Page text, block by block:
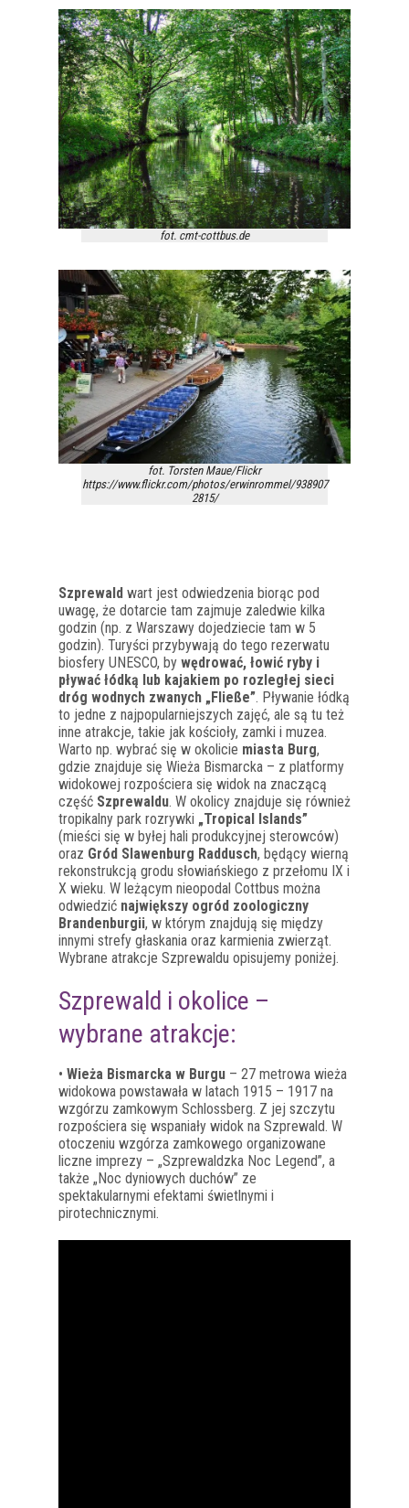
fot. cmt-cottbus.de
fot. Torsten Maue/Flickr
https://www.flickr.com/photos/erwinrommel/938907
2815/
Szprewald wart jest odwiedzenia biorąc pod
uwagę, że dotarcie tam zajmuje zaledwie kilka
godzin (np. z Warszawy dojedziecie tam w 5
godzin). Turyści przybywają do tego rezerwatu
biosfery UNESCO, by wędrować, łowić ryby i
pływać łódką lub kajakiem po rozległej sieci
dróg wodnych zwanych „Fließe”. Pływanie łódką
to jedne z najpopularniejszych zajęć, ale są tu też
inne atrakcje, takie jak kościoły, zamki i muzea.
Warto np. wybrać się w okolicie miasta Burg,
gdzie znajduje się Wieża Bismarcka – z platformy
widokowej rozpościera się widok na znaczącą
część Szprewaldu. W okolicy znajduje się również
tropikalny park rozrywki „Tropical Islands”
(mieści się w byłej hali produkcyjnej sterowców)
oraz Gród Slawenburg Raddusch, będący wierną
rekonstrukcją grodu słowiańskiego z przełomu IX i
X wieku. W leżącym nieopodal Cottbus można
odwiedzić największy ogród zoologiczny
Brandenburgii, w którym znajdują się między
innymi strefy głaskania oraz karmienia zwierząt.
Wybrane atrakcje Szprewaldu opisujemy poniżej.
Szprewald i okolice –
wybrane atrakcje:
• Wieża Bismarcka w Burgu – 27 metrowa wieża
widokowa powstawała w latach 1915 – 1917 na
wzgórzu zamkowym Schlossberg. Z jej szczytu
rozpościera się wspaniały widok na Szprewald. W
otoczeniu wzgórza zamkowego organizowane
liczne imprezy – „Szprewaldzka Noc Legend”, a
także „Noc dyniowych duchów” ze
spektakularnymi efektami świetlnymi i
pirotechnicznymi.